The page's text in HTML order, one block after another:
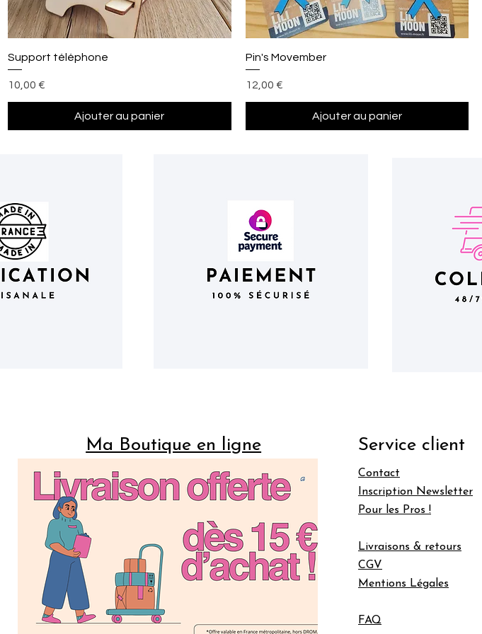
Aperçu rapide
Support téléphone
Prix
10,00 €
Ajouter au panier
Aperçu rapide
Pin's Movember
Prix
12,00 €
Ajouter au panier
Ma Boutique en ligne Service client
Contact
Inscription Newsletter
Pour les Pros !
Livraisons & retours
CGV
Mentions Légales
FAQ